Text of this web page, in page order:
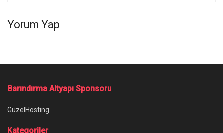
Yorum Yap